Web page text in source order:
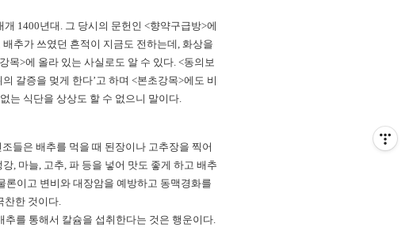
1400년대. 그 당시의 문헌인 <향약구급방>에
추가 쓰였던 흔적이 지금도 전하는데, 화상을
목>에 올라 있는 사실로도 알 수 있다. <동의보
갈증을 멎게 한다’고 하며 <본초강목>에도 비
는 식단을 상상도 할 수 없으니 말이다.
들은 배추를 먹을 때 된장이나 고추장을 찍어
, 마늘, 고추, 파 등을 넣어 맛도 좋게 하고 배추
론이고 변비와 대장암을 예방하고 동맥경화를
한 것이다.
를 통해서 칼슘을 섭취한다는 것은 행운이다.